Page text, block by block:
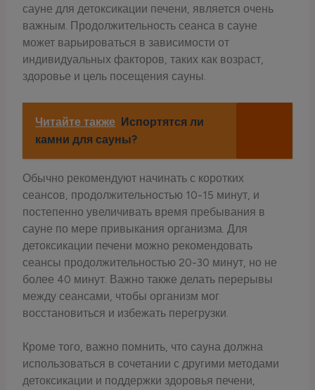
сауне для детоксикации печени, является очень
важным. Продолжительность сеанса в сауне
может варьироваться в зависимости от
индивидуальных факторов, таких как возраст,
здоровье и цель посещения сауны.
Читайте также Испортятся ли
камни для сауны?
Обычно рекомендуют начинать с коротких
сеансов, продолжительностью 10-15 минут, и
постепенно увеличивать время пребывания в
сауне по мере привыкания организма. Для
детоксикации печени можно рекомендовать
сеансы продолжительностью 20-30 минут, но не
более 40 минут. Важно также делать перерывы
между сеансами, чтобы организм мог
восстановиться и избежать перегрузки.
Кроме того, важно помнить, что сауна должна
использоваться в сочетании с другими методами
детоксикации и поддержки здоровья печени,